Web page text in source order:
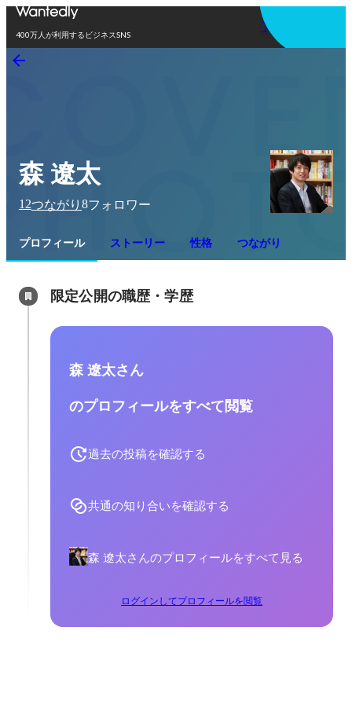
400万人が利用するビジネスSNS
アプリを使う
森 遼太
12つながり 8フォロワー
プロフィール ストーリー 性格 つながり
限定公開の職歴・学歴
森 遼太さん
のプロフィールをすべて閲覧
過去の投稿を確認する
共通の知り合いを確認する
森 遼太さんのプロフィールをすべて見る
ログインしてプロフィールを閲覧